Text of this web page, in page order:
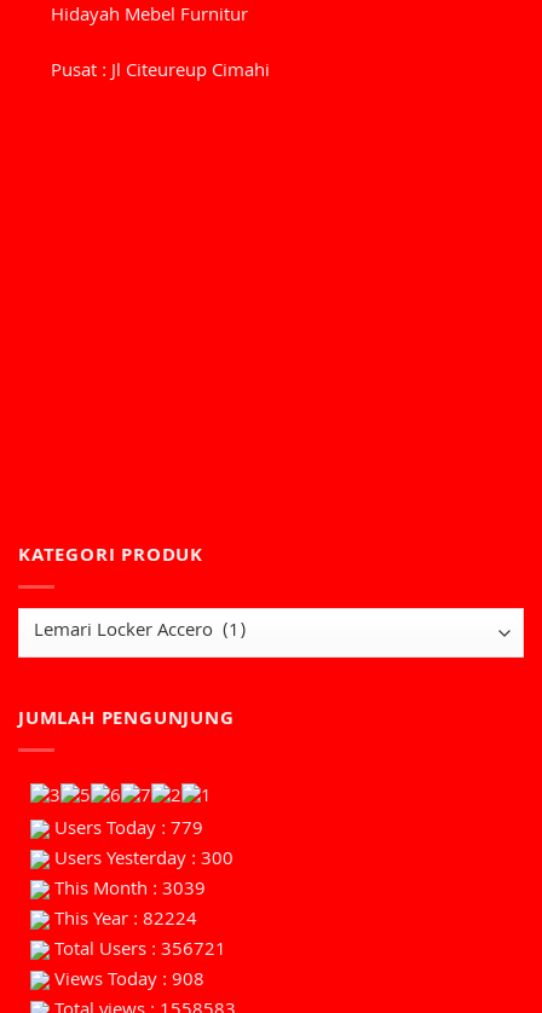
Hidayah Mebel Furnitur
Pusat : Jl Citeureup Cimahi
KATEGORI PRODUK
JUMLAH PENGUNJUNG
Users Today : 779
Users Yesterday : 300
This Month : 3039
This Year : 82224
Total Users : 356721
Views Today : 908